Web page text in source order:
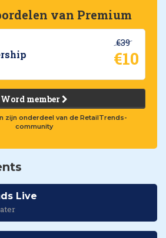
van Premium
€39
€10
Word member
zijn onderdeel van de RetailTrends-
community
Live